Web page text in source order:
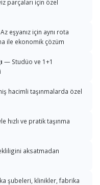
parçaları için özel
eşyanız için aynı rota
ile ekonomik çözüm
— Studüo ve 1+1
hacimli taşınmalarda özel
hızlı ve pratik taşınma
aksatmadan
şubeleri, klinikler, fabrika